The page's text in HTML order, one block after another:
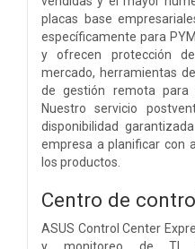
placas base
específicamente para
y ofrecen protección
mercado, herramientas
de gestión remota para
Nuestro servicio
disponibilidad
empresa a planificar con
los productos.
Centro de
ASUS Control Center
y monitoreo de TI